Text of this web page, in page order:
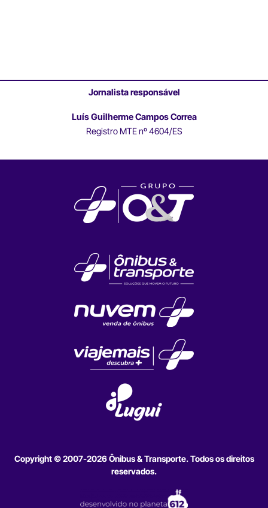
Jornalista responsável
Luís Guilherme Campos Correa
Registro MTE nº 4604/ES
Copyright © 2007-2026 Ônibus & Transporte. Todos os direitos
reservados.